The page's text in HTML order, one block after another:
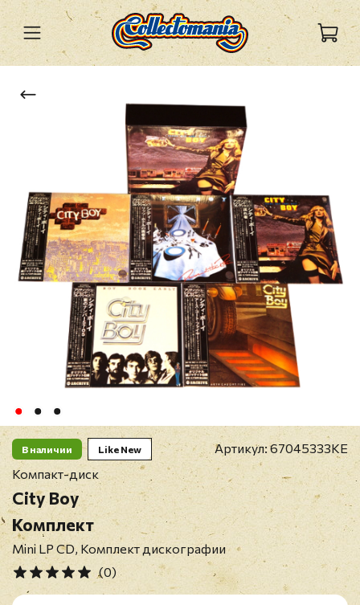
В наличии Like New Артикул:67045333KE
Компакт-диск
City Boy
Комплект
Mini LP CD, Комплект дискографии
(0)